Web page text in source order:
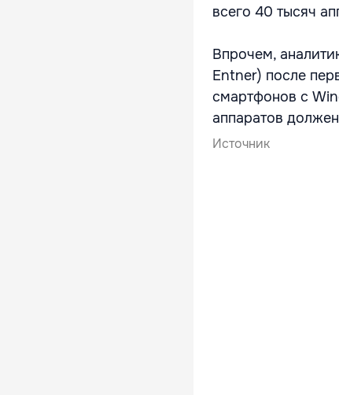
всего 40 тысяч
Впрочем,
Entner) после
смартфонов с
аппаратов
Источник